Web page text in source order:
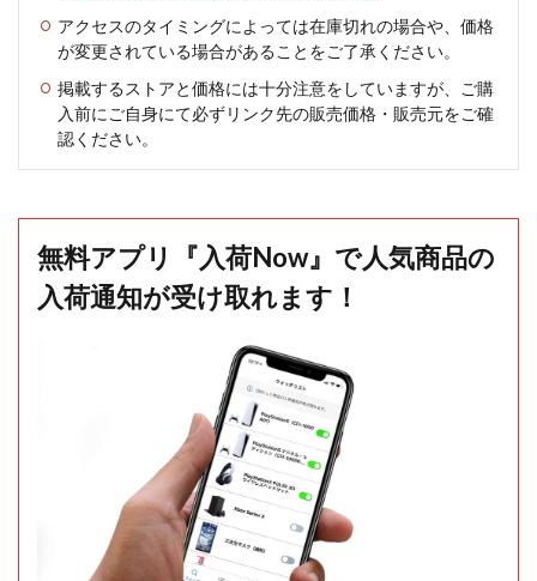
アクセスのタイミングによっては在庫切れの場合や、価格
が変更されている場合があることをご了承ください。
掲載するストアと価格には十分注意をしていますが、ご購
入前にご自身にて必ずリンク先の販売価格・販売元をご確
認ください。
無料アプリ『入荷Now』で人気商品の
入荷通知が受け取れます！